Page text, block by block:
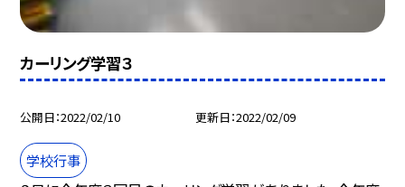
カーリング学習３
公開日 2022/02/10 更新日 2022/02/09
学校行事